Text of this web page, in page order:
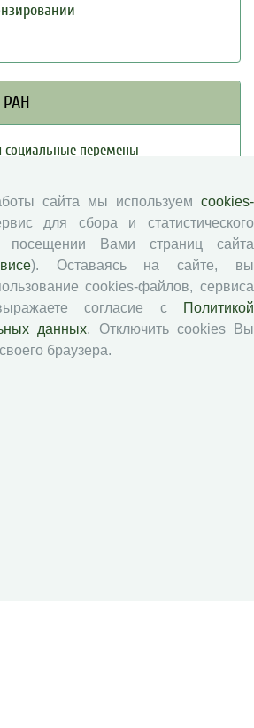
социальные перемены
развития
сайта мы используем cookies-
для сбора и статистического
Вами страниц сайта
). Оставаясь на сайте, вы
cookies-файлов, сервиса
согласие с
Политикой
данных. Отключить cookies Вы
браузера.